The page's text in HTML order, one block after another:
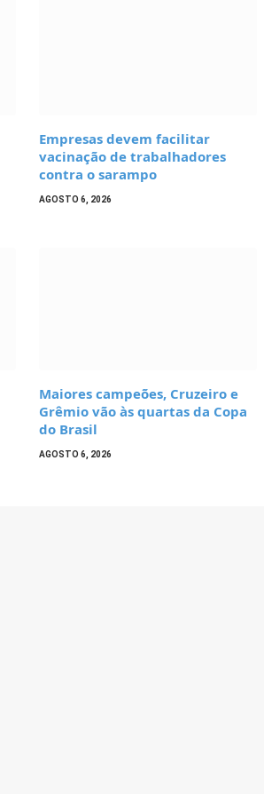
Empresas devem facilitar
vacinação de trabalhadores
contra o sarampo
AGOSTO 6, 2026
Maiores campeões, Cruzeiro e
Grêmio vão às quartas da Copa
do Brasil
AGOSTO 6, 2026